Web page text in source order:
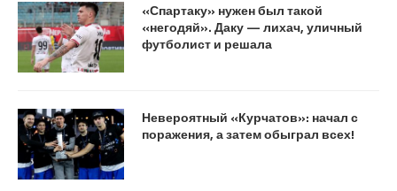
«Спартаку» нужен был такой
«негодяй». Даку — лихач, уличный
футболист и решала
Невероятный «Курчатов»: начал с
поражения, а затем обыграл всех!